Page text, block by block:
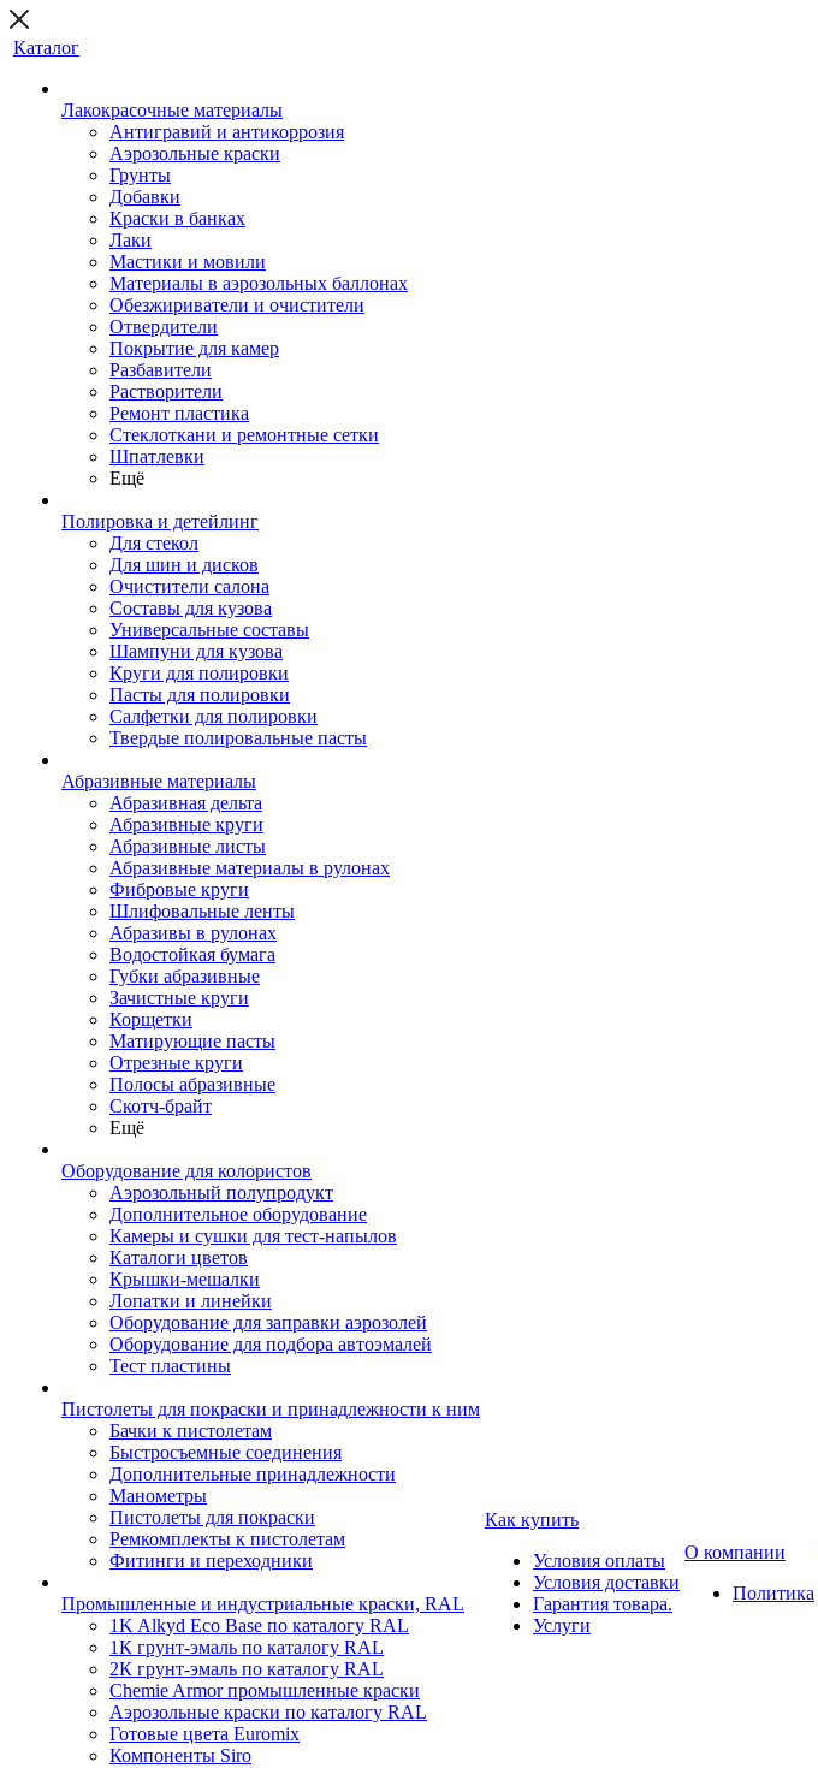
Каталог
Лакокрасочные материалы
Антигравий и антикоррозия
Аэрозольные краски
Грунты
Добавки
Краски в банках
Лаки
Мастики и мовили
Материалы в аэрозольных баллонах
Обезжириватели и очистители
Отвердители
Покрытие для камер
Разбавители
Растворители
Ремонт пластика
Стеклоткани и ремонтные сетки
Шпатлевки
Ещё
Полировка и детейлинг
Для стекол
Для шин и дисков
Очистители салона
Составы для кузова
Универсальные составы
Шампуни для кузова
Круги для полировки
Пасты для полировки
Салфетки для полировки
Твердые полировальные пасты
Абразивные материалы
Абразивная дельта
Абразивные круги
Абразивные листы
Абразивные материалы в рулонах
Фибровые круги
Шлифовальные ленты
Абразивы в рулонах
Водостойкая бумага
Губки абразивные
Зачистные круги
Корщетки
Матирующие пасты
Отрезные круги
Полосы абразивные
Скотч-брайт
Ещё
Оборудование для колористов
Аэрозольный полупродукт
Дополнительное оборудование
Камеры и сушки для тест-напылов
Каталоги цветов
Крышки-мешалки
Лопатки и линейки
Оборудование для заправки аэрозолей
Оборудование для подбора автоэмалей
Тест пластины
Пистолеты для покраски и принадлежности к ним
Бачки к пистолетам
Быстросъемные соединения
Дополнительные принадлежности
Манометры
Пистолеты для покраски
Ремкомплекты к пистолетам
Фитинги и переходники
Промышленные и индустриальные краски, RAL
1K Alkyd Eco Base по каталогу RAL
1К грунт-эмаль по каталогу RAL
2К грунт-эмаль по каталогу RAL
Chemie Armor промышленные краски
Аэрозольные краски по каталогу RAL
Готовые цвета Euromix
Компоненты Siro
Как купить
Условия оплаты
Условия доставки
Гарантия товара.
Услуги
О компании
Политика